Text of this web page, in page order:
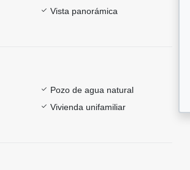
Vista panorámica
Pozo de agua natural
Vivienda unifamiliar